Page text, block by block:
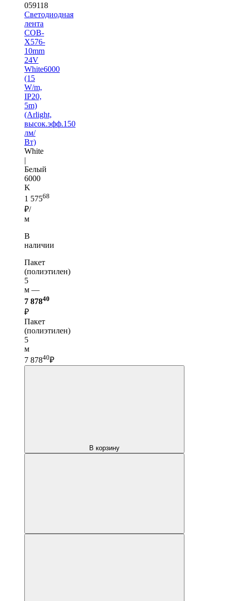
059118
Светодиодная
лента
COB-
X576-
10mm
24V
White6000
(15
W/m,
IP20,
5m)
(Arlight,
высок.эфф.150
лм/
Вт)
White
|
Белый
6000
K
1 57568
₽/
м
В
наличии
Пакет
(полиэтилен)
5
м —
7 87840
₽
Пакет
(полиэтилен)
5
м
7 87840₽
В корзину